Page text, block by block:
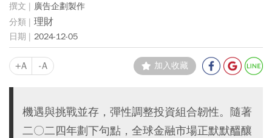
廣告企劃製作
理財
2024-12-05
+A -A 加入收藏
機遇與挑戰並存，彈性調整投資組合韌性。隨著
二〇二四年劃下句點，全球金融市場正默默醞釀